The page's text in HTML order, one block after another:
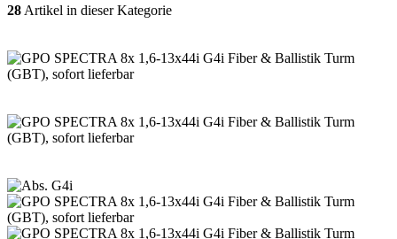
28 Artikel in dieser Kategorie